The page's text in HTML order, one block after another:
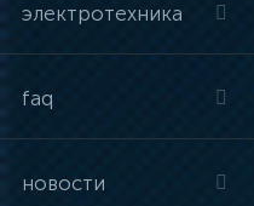
электротехника
faq
новости